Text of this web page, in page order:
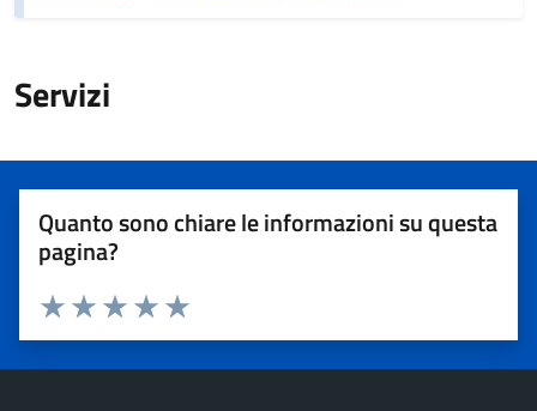
Servizi
Quanto sono chiare le informazioni su questa
pagina?
Valuta 5 stelle su 5
Valuta 4 stelle su 5
Valuta 3 stelle su 5
Valuta 2 stelle su 5
Valuta 1 stelle su 5